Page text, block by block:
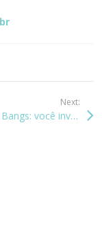
posts
Next:
Baby Bangs: você investiria?